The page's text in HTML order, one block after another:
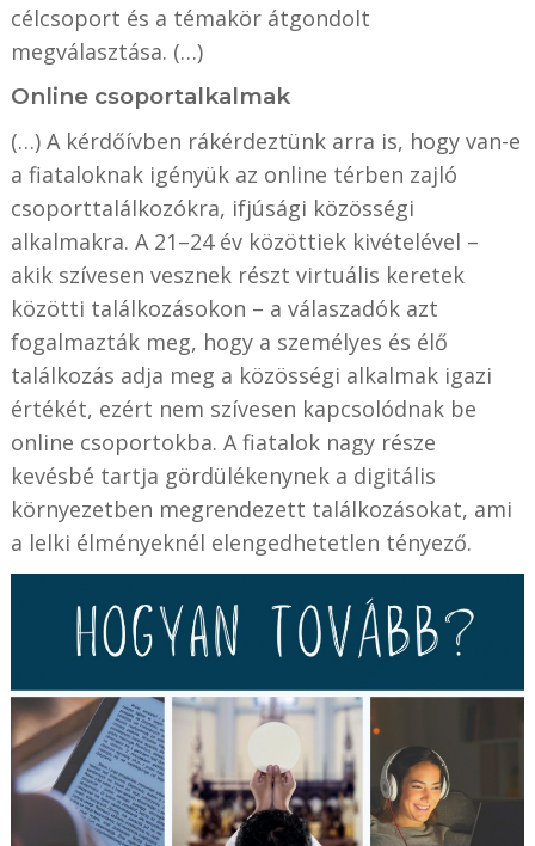
célcsoport és a témakör átgondolt
megválasztása. (…)
Online csoportalkalmak
(…) A kérdőívben rákérdeztünk arra is, hogy van-e
a fiataloknak igényük az online térben zajló
csoporttalálkozókra, ifjúsági közösségi
alkalmakra. A 21–24 év közöttiek kivételével –
akik szívesen vesznek részt virtuális keretek
közötti találkozásokon – a válaszadók azt
fogalmazták meg, hogy a személyes és élő
találkozás adja meg a közösségi alkalmak igazi
értékét, ezért nem szívesen kapcsolódnak be
online csoportokba. A fiatalok nagy része
kevésbé tartja gördülékenynek a digitális
környezetben megrendezett találkozásokat, ami
a lelki élményeknél elengedhetetlen tényező.